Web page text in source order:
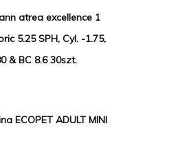
atrea excellence 1
5.25 SPH, Cyl. -1.75,
& BC 8.6 30szt.
ECOPET ADULT MINI